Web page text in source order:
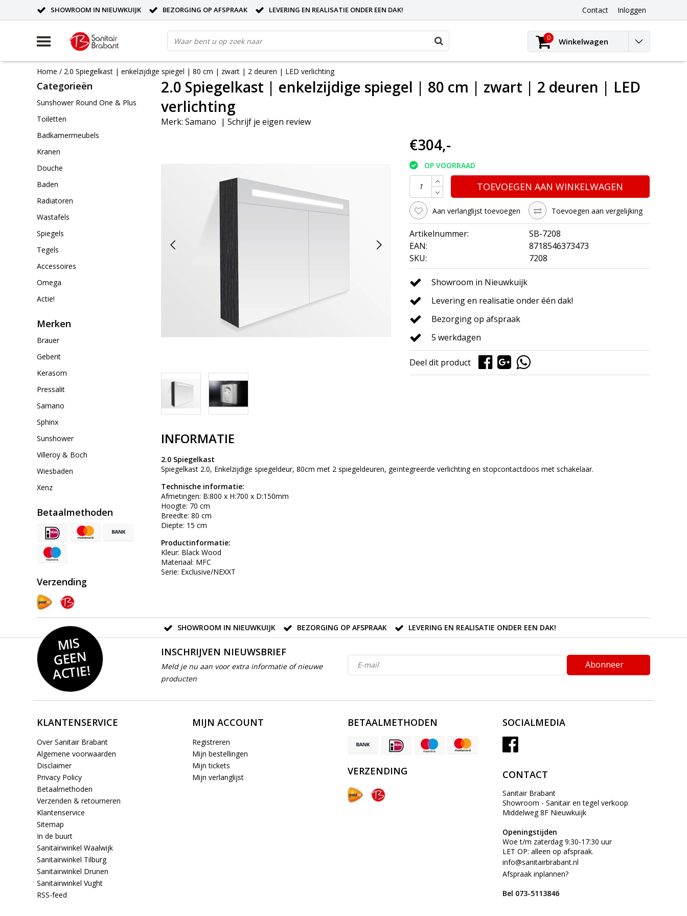
SHOWROOM IN NIEUWKUIJK BEZORGING OP AFSPRAAK LEVERING EN REALISATIE ONDER EEN DAK! Contact Inloggen
0 Winkelwagen
Home / 2.0 Spiegelkast | enkelzijdige spiegel | 80 cm | zwart | 2 deuren | LED verlichting
Categorieën
Sunshower Round One & Plus
Toiletten
Badkamermeubels
Kranen
Douche
Baden
Radiatoren
Wastafels
Spiegels
Tegels
Accessoires
Omega
Actie!
Merken
Brauer
Geberit
Kerasom
Pressalit
Samano
Sphinx
Sunshower
Villeroy & Boch
Wiesbaden
Xenz
Betaalmethoden
Verzending
2.0 Spiegelkast | enkelzijdige spiegel | 80 cm | zwart | 2 deuren | LED
verlichting
Merk: Samano | Schrijf je eigen review
€304,-
OP VOORRAAD
TOEVOEGEN AAN WINKELWAGEN
Aan verlanglijst toevoegen Toevoegen aan vergelijking
Artikelnummer:
SB-7208
EAN:
8718546373473
SKU:
7208
Showroom in Nieuwkuijk
Levering en realisatie onder één dak!
Bezorging op afspraak
5 werkdagen
Deel dit product
INFORMATIE
2.0 Spiegelkast
Spiegelkast 2.0, Enkelzijdige spiegeldeur, 80cm met 2 spiegeldeuren, geïntegreerde verlichting en stopcontactdoos met schakelaar.
Technische informatie:
Afmetingen: B:800 x H:700 x D:150mm
Hoogte: 70 cm
Breedte: 80 cm
Diepte: 15 cm
Productinformatie:
Kleur: Black Wood
Materiaal: MFC
Serie: Exclusive/NEXXT
SHOWROOM IN NIEUWKUIJK BEZORGING OP AFSPRAAK LEVERING EN REALISATIE ONDER EEN DAK!
MIS
GEE
N
ACTIE!
INSCHRIJVEN NIEUWSBRIEF
Meld je nu aan voor extra informatie of nieuwe
producten
Abonneer
KLANTENSERVICE
Over Sanitair Brabant
Algemene voorwaarden
Disclaimer
Privacy Policy
Betaalmethoden
Verzenden & retourneren
Klantenservice
Sitemap
In de buurt
Sanitairwinkel Waalwijk
Sanitairwinkel Tilburg
Sanitairwinkel Drunen
Sanitairwinkel Vught
RSS-feed
MIJN ACCOUNT
Registreren
Mijn bestellingen
Mijn tickets
Mijn verlanglijst
BETAALMETHODEN
VERZENDING
SOCIALMEDIA
CONTACT
Sanitair Brabant
Showroom - Sanitair en tegel verkoop
Middelweg 8F Nieuwkuijk
Openingstijden
Woe t/m zaterdag 9:30-17:30 uur
LET OP: alleen op afspraak.
info@sanitairbrabant.nl
Afspraak inplannen?
Bel 073-5113846